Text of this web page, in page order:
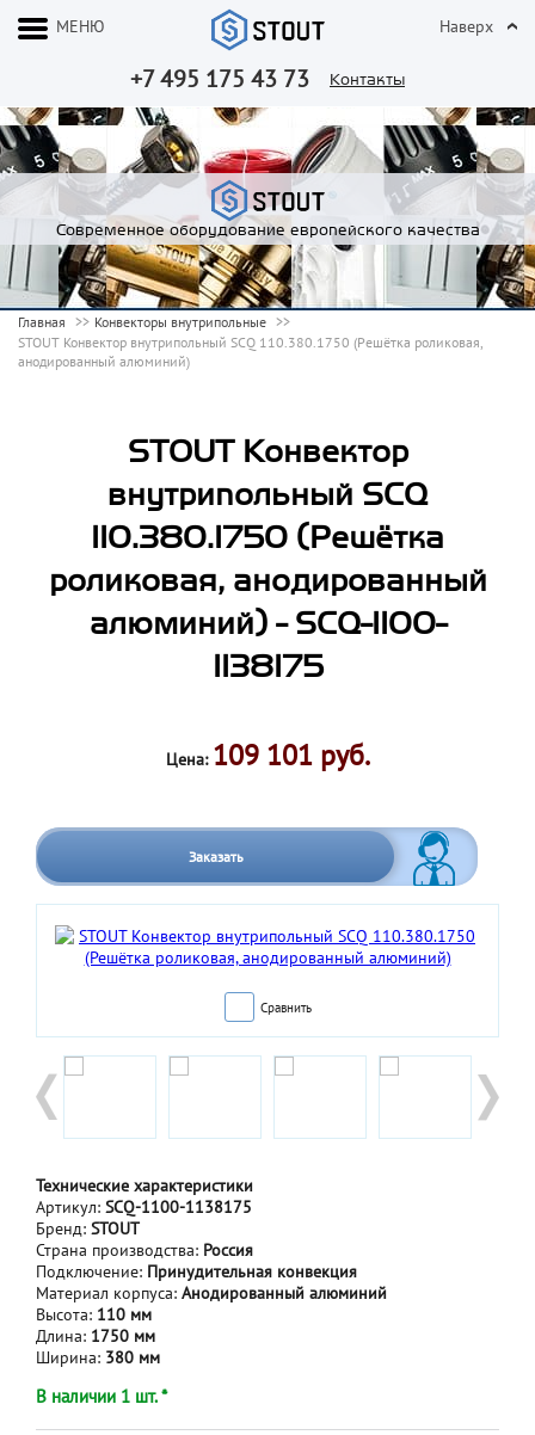
+7 495 175 43 73 Контакты
МЕНЮ Наверх
Современное оборудование европейского качества
Главная
Конвекторы внутрипольные
STOUT Конвектор внутрипольный SCQ 110.380.1750 (Решётка роликовая,
анодированный алюминий)
STOUT Конвектор
внутрипольный SCQ
110.380.1750 (Решётка
роликовая, анодированный
алюминий) - SCQ-1100-
1138175
Цена: 109 101 руб.
Заказать
Сравнить
Технические характеристики
Артикул: SCQ-1100-1138175
Бренд: STOUT
Страна производства: Россия
Подключение: Принудительная конвекция
Материал корпуса: Анодированный алюминий
Высота: 110 мм
Длина: 1750 мм
Ширина: 380 мм
В наличии 1 шт. *